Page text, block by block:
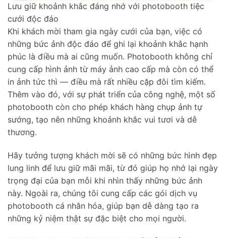
Lưu giữ khoảnh khắc đáng nhớ với photobooth tiệc
cưới độc đáo
Khi khách mời tham gia ngày cưới của bạn, việc có
những bức ảnh độc đáo để ghi lại khoảnh khắc hạnh
phúc là điều mà ai cũng muốn. Photobooth không chỉ
cung cấp hình ảnh từ máy ảnh cao cấp mà còn có thể
in ảnh tức thì — điều mà rất nhiều cặp đôi tìm kiếm.
Thêm vào đó, với sự phát triển của công nghệ, một số
photobooth còn cho phép khách hàng chụp ảnh tự
sướng, tạo nên những khoảnh khắc vui tươi và dễ
thương.
Hãy tưởng tượng khách mời sẽ có những bức hình đẹp
lung linh để lưu giữ mãi mãi, từ đó giúp họ nhớ lại ngày
trọng đại của bạn mỗi khi nhìn thấy những bức ảnh
này. Ngoài ra, chúng tôi cung cấp các gói dịch vụ
photobooth cá nhân hóa, giúp bạn dễ dàng tạo ra
những kỷ niệm thật sự đặc biệt cho mọi người.